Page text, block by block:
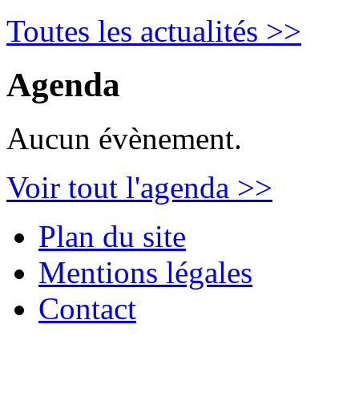
Toutes les actualités >>
Agenda
Aucun évènement.
Voir tout l'agenda >>
Plan du site
Mentions légales
Contact